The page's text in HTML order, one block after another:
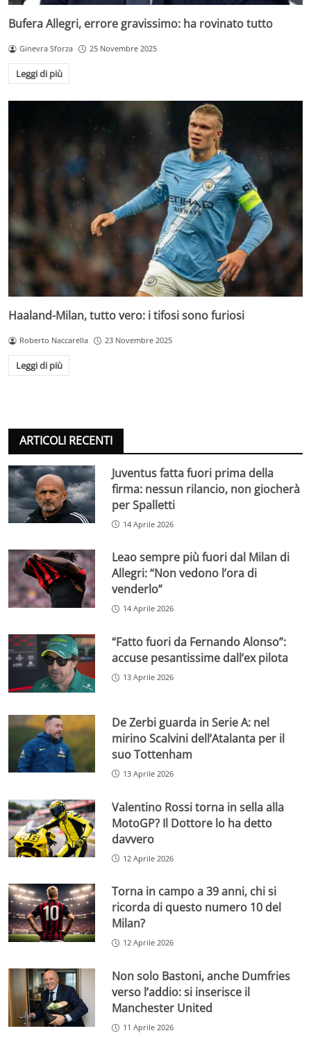
Bufera Allegri, errore gravissimo: ha rovinato tutto
Ginevra Sforza 25 Novembre 2025
Leggi di più
Haaland-Milan, tutto vero: i tifosi sono furiosi
Roberto Naccarella 23 Novembre 2025
Leggi di più
ARTICOLI RECENTI
Juventus fatta fuori prima della
firma: nessun rilancio, non giocherà
per Spalletti
14 Aprile 2026
Leao sempre più fuori dal Milan di
Allegri: “Non vedono l’ora di
venderlo”
14 Aprile 2026
“Fatto fuori da Fernando Alonso”:
accuse pesantissime dall’ex pilota
13 Aprile 2026
De Zerbi guarda in Serie A: nel
mirino Scalvini dell’Atalanta per il
suo Tottenham
13 Aprile 2026
Valentino Rossi torna in sella alla
MotoGP? Il Dottore lo ha detto
davvero
12 Aprile 2026
Torna in campo a 39 anni, chi si
ricorda di questo numero 10 del
Milan?
12 Aprile 2026
Non solo Bastoni, anche Dumfries
verso l’addio: si inserisce il
Manchester United
11 Aprile 2026